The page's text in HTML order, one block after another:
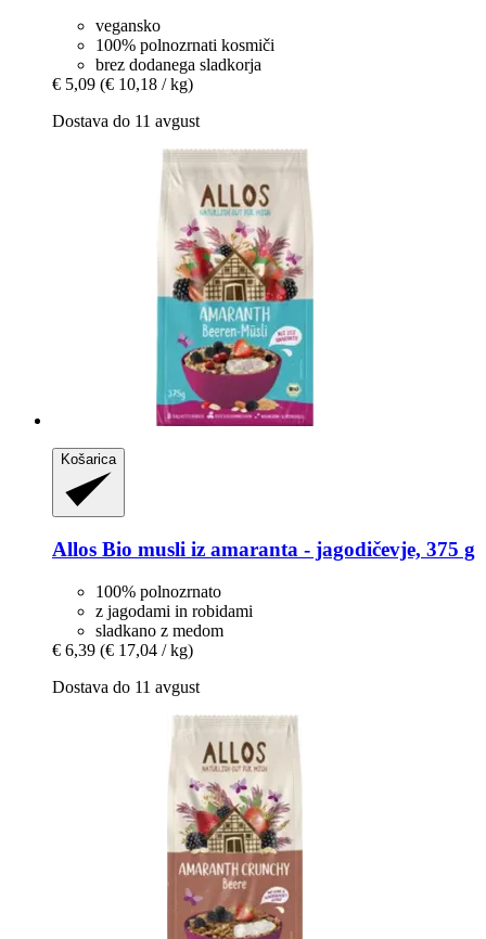
vegansko
100% polnozrnati kosmiči
brez dodanega sladkorja
€ 5,09 (€ 10,18 / kg)
Dostava do 11 avgust
Košarica
Allos Bio musli iz amaranta -​ jagodičevje, 375 g
100% polnozrnato
z jagodami in robidami
sladkano z medom
€ 6,39 (€ 17,04 / kg)
Dostava do 11 avgust